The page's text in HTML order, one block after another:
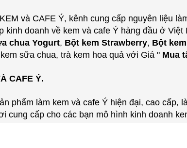
và CAFE Ý, kênh cung cấp nguyên liệu
doanh về kem và cafe Ý hàng đầu ở Việt
chua Yogurt, Bột kem Strawberry, Bột
sữa chua, trà kem hoa quả với Giá " Mua
CAFE Ý.
phẩm làm kem và cafe Ý hiện đại, cao cấp,
cung cấp cho các bạn mô hình kinh doanh